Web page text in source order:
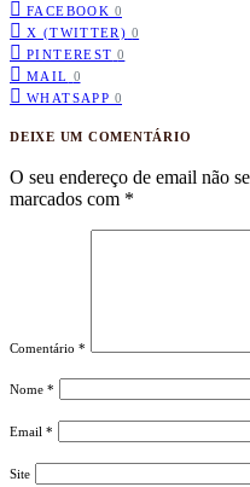
FACEBOOK 0
X (TWITTER) 0
PINTEREST 0
MAIL 0
WHATSAPP 0
DEIXE UM COMENTÁRIO
O seu endereço de email não
marcados com *
Comentário *
Nome *
Email *
Site